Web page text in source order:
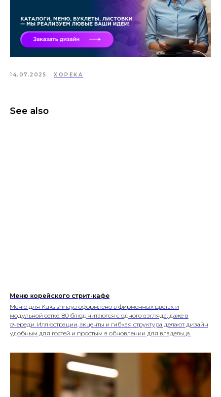
14.07.2025 ХОРЕКА
See also
Меню корейского стрит-кафе
Меню для Kuksishnaya оформлено в фирменных цветах и
модульной сетке: 80 блюд читаются с одного взгляда, даже в
очереди. Иллюстрации, акценты и гибкая структура делают дизайн
удобным для гостей и простым в обновлении для владельца.